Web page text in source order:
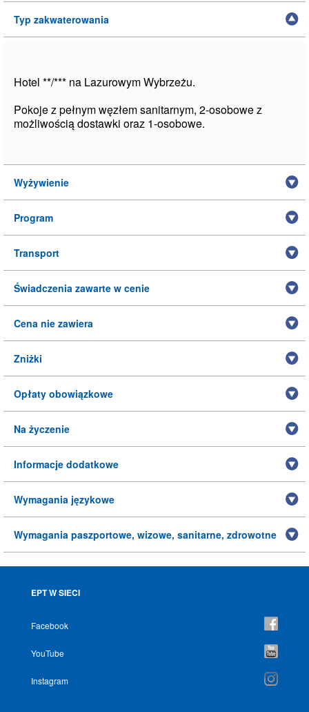
Typ zakwaterowania
Hotel **/*** na Lazurowym Wybrzeżu.
Pokoje z pełnym węzłem sanitarnym, 2-osobowe z
możliwością dostawki oraz 1-osobowe.
Wyżywienie
Program
Transport
Świadczenia zawarte w cenie
Cena nie zawiera
Zniżki
Opłaty obowiązkowe
Na życzenie
Informacje dodatkowe
Wymagania językowe
Wymagania paszportowe, wizowe, sanitarne, zdrowotne
EPT W SIECI
Facebook
YouTube
Instagram